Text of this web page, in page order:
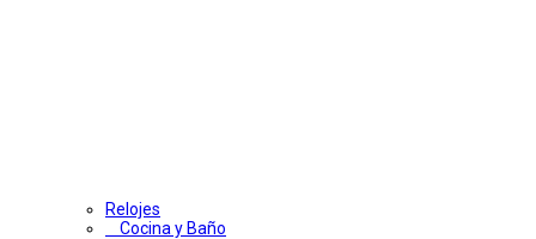
Relojes
Cocina y Baño